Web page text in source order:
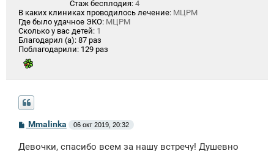
Стаж бесплодия: 4
В каких клиниках проводилось лечение: МЦРМ
Где было удачное ЭКО: МЦРМ
Сколько у вас детей: 1
Благодарил (а): 87 раз
Поблагодарили: 129 раз
С
б
Mmalinka 06 окт 2019, 20:32
Девочки, спасибо всем за нашу встречу! Душевно